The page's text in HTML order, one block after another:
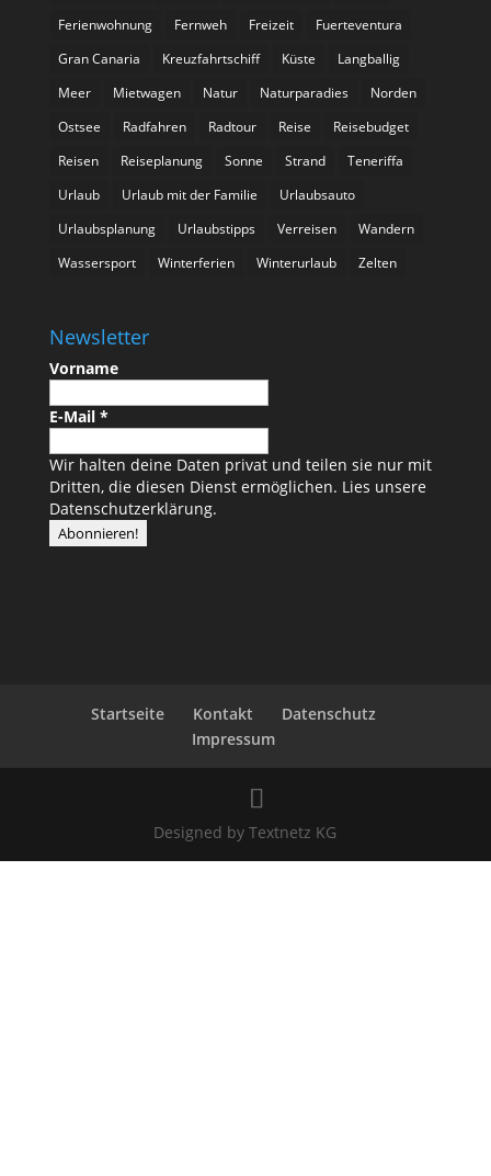
Ferienwohnung
Fernweh Freizeit
Fuerteventura
Gran Canaria
Kreuzfahrtschiff Küste
Langballig
Meer
Mietwagen Natur Naturparadies
Norden
Ostsee
Radfahren Radtour Reise
Reisebudget
Reisen
Reiseplanung Sonne Strand
Teneriffa
Urlaub
Urlaub mit der Familie
Urlaubsauto
Urlaubsplanung
Urlaubstipps Verreisen
Wandern
Wassersport
Winterferien Winterurlaub Zelten
Newsletter
Vorname
E-Mail *
Wir halten deine Daten privat und teilen sie nur mit
Dritten, die diesen Dienst ermöglichen. Lies unsere
Datenschutzerklärung.
Startseite Kontakt
Datenschutz
Impressum
Designed by Textnetz KG